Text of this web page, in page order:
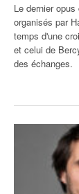
Le dernier
organisés par
temps d'une
et celui de
des échanges.